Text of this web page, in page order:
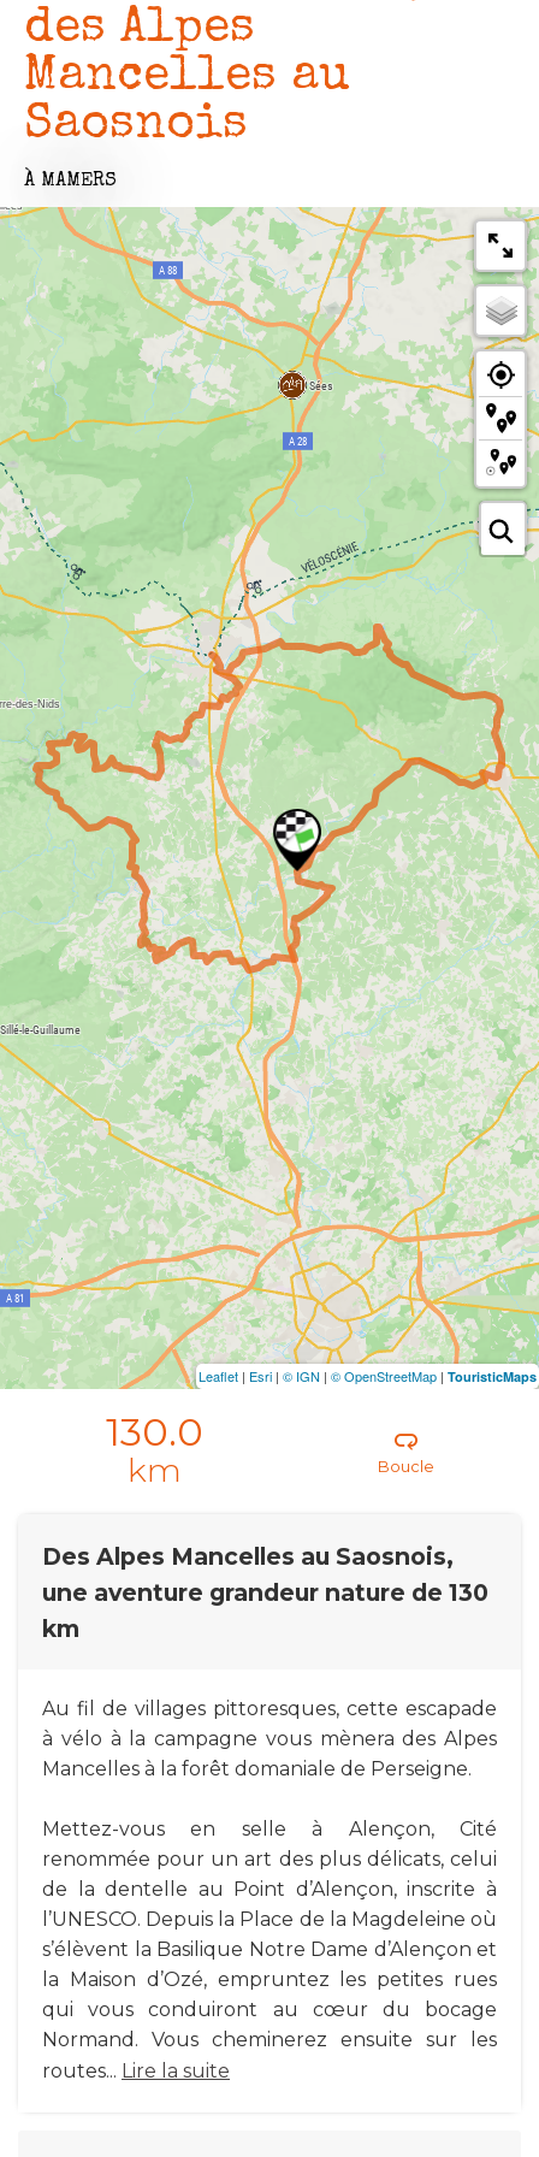
des Alpes
Mancelles au
Saosnois
À MAMERS
130.0
km Boucle
Des Alpes Mancelles au Saosnois,
une aventure grandeur nature de 130
km
Au fil de villages pittoresques, cette escapade
à vélo à la campagne vous mènera des Alpes
Mancelles à la forêt domaniale de Perseigne.
Mettez-vous en selle à Alençon, Cité
renommée pour un art des plus délicats, celui
de la dentelle au Point d’Alençon, inscrite à
l’UNESCO. Depuis la Place de la Magdeleine où
s’élèvent la Basilique Notre Dame d’Alençon et
la Maison d’Ozé, empruntez les petites rues
qui vous conduiront au cœur du bocage
Normand. Vous cheminerez ensuite sur les
routes... Lire la suite
Leaflet | Esri | © IGN | © OpenStreetMap | TouristicMaps